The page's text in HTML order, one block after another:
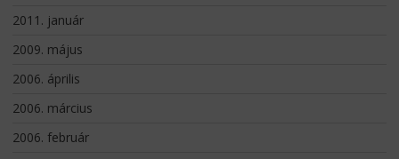
2011. január
2009. május
2006. április
2006. március
2006. február